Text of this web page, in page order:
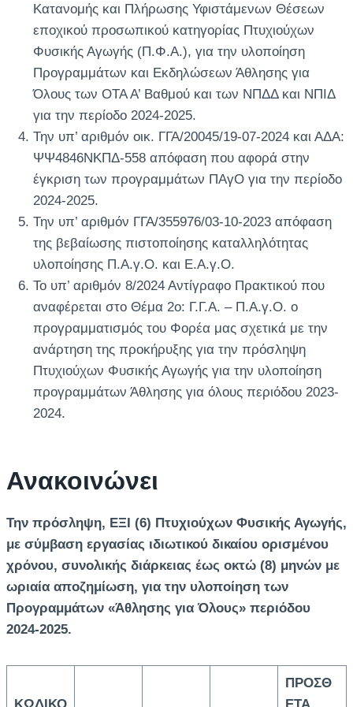
Κατανομής και Πλήρωσης Υφιστάμενων Θέσεων
εποχικού προσωπικού κατηγορίας Πτυχιούχων
Φυσικής Αγωγής (Π.Φ.Α.), για την υλοποίηση
Προγραμμάτων και Εκδηλώσεων Άθλησης για
Όλους των ΟΤΑ Α’ Βαθμού και των ΝΠΔΔ και ΝΠΙΔ
για την περίοδο 2024-2025.
Την υπ’ αριθμόν οικ. ΓΓΑ/20045/19-07-2024 και ΑΔΑ:
ΨΨ4846ΝΚΠΔ-558 απόφαση που αφορά στην
έγκριση των προγραμμάτων ΠΑγΟ για την περίοδο
2024-2025.
Την υπ’ αριθμόν ΓΓΑ/355976/03-10-2023 απόφαση
της βεβαίωσης πιστοποίησης καταλληλότητας
υλοποίησης Π.Α.γ.Ο. και Ε.Α.γ.Ο.
Το υπ’ αριθμόν 8/2024 Αντίγραφο Πρακτικού που
αναφέρεται στο Θέμα 2ο: Γ.Γ.Α. – Π.Α.γ.Ο. ο
προγραμματισμός του Φορέα μας σχετικά με την
ανάρτηση της προκήρυξης για την πρόσληψη
Πτυχιούχων Φυσικής Αγωγής για την υλοποίηση
προγραμμάτων Άθλησης για όλους περιόδου 2023-
2024.
Ανακοινώνει
Την πρόσληψη, ΕΞΙ (6) Πτυχιούχων Φυσικής Αγωγής,
με σύμβαση εργασίας ιδιωτικού δικαίου ορισμένου
χρόνου, συνολικής διάρκειας έως οκτώ (8) μηνών με
ωριαία αποζημίωση, για την υλοποίηση των
Προγραμμάτων «Άθλησης για Όλους» περιόδου
2024-2025.
ΚΩΔΙΚΟ
ΠΡΟΣΘ
ΕΤΑ